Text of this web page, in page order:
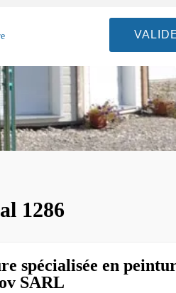
1286
spécialisée en
SARL